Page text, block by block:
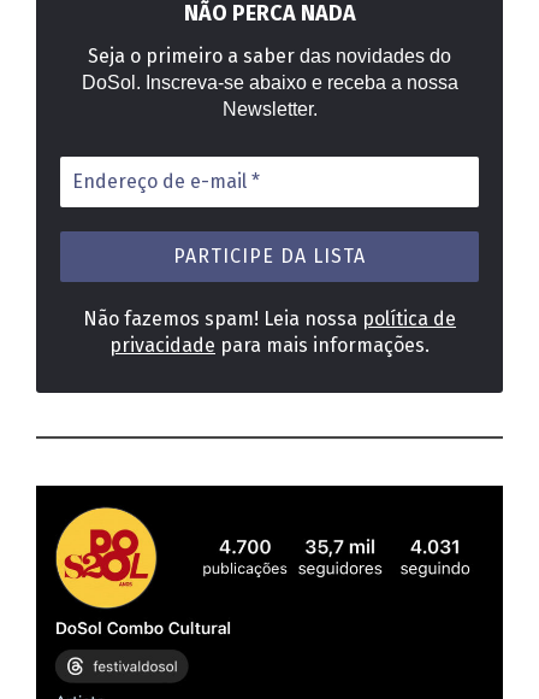
NÃO PERCA NADA
Seja o primeiro a saber das novidades do
DoSol. Inscreva-se abaixo e receba a nossa
Newsletter.
Endereço
de
e-
mail
Não fazemos spam! Leia nossa política de
privacidade para mais informações.